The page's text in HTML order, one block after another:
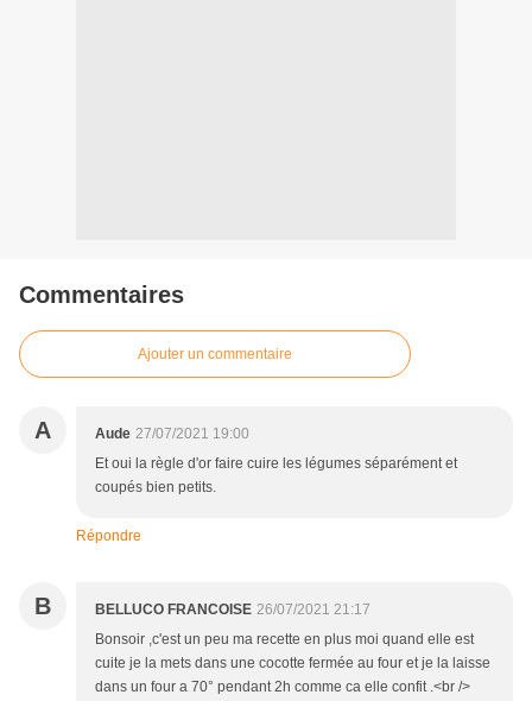
Commentaires
Ajouter un commentaire
A Aude 27/07/2021 19:00
Et oui la règle d'or faire cuire les légumes séparément et
coupés bien petits.
Répondre
B BELLUCO FRANCOISE 26/07/2021 21:17
Bonsoir ,c'est un peu ma recette en plus moi quand elle est
cuite je la mets dans une cocotte fermée au four et je la laisse
dans un four a 70° pendant 2h comme ca elle confit .<br />